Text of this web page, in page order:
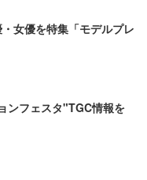
女優を特集「モデルプレ
ンフェスタ"TGC情報を